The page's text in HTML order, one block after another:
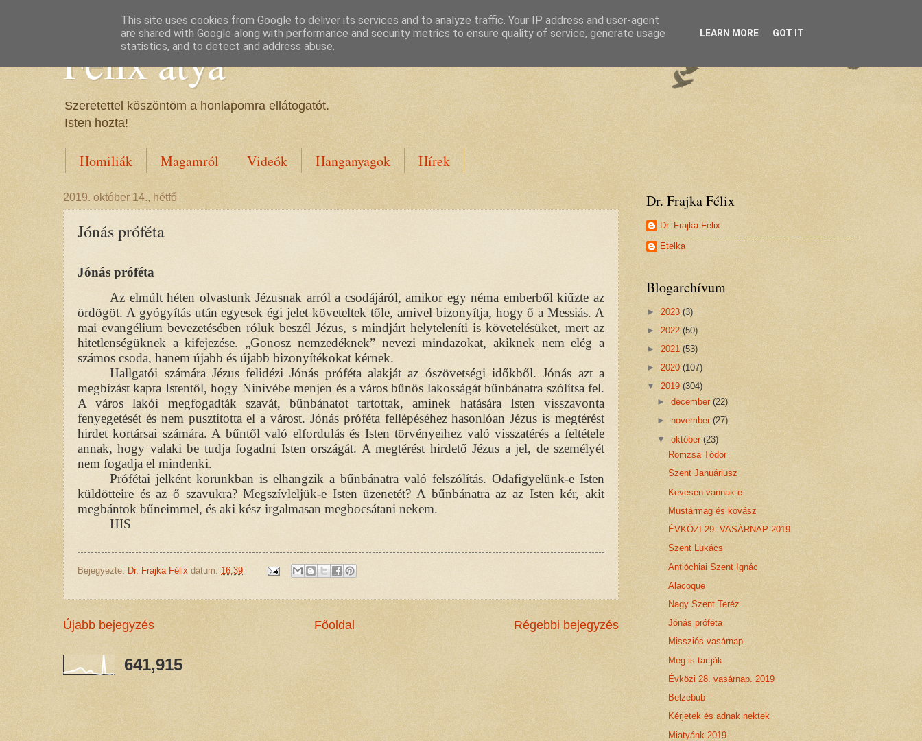
Félix atya
Szeretettel köszöntöm a honlapomra ellátogatót.
Isten hozta!
Homiliák Magamról Videók Hanganyagok Hírek
2019. október 14., hétfő
Jónás próféta
Jónás próféta
Az elmúlt héten olvastunk Jézusnak arról a csodájáról, amikor egy néma emberből kiűzte az
ördögöt. A gyógyítás után egyesek égi jelet követeltek tőle, amivel bizonyítja, hogy ő a Messiás. A
mai evangélium bevezetésében róluk beszél Jézus, s mindjárt helyteleníti is követelésüket, mert az
hitetlenségüknek a kifejezése. „Gonosz nemzedéknek” nevezi mindazokat, akiknek nem elég a
számos csoda, hanem újabb és újabb bizonyítékokat kérnek.
Hallgatói számára Jézus felidézi Jónás próféta alakját az ószövetségi időkből. Jónás azt a
megbízást kapta Istentől, hogy Ninivébe menjen és a város bűnös lakosságát bűnbánatra szólítsa fel.
A város lakói megfogadták szavát, bűnbánatot tartottak, aminek hatására Isten visszavonta
fenyegetését és nem pusztította el a várost. Jónás próféta fellépéséhez hasonlóan Jézus is megtérést
hirdet kortársai számára. A bűntől való elfordulás és Isten törvényeihez való visszatérés a feltétele
annak, hogy valaki be tudja fogadni Isten országát. A megtérést hirdető Jézus a jel, de személyét
nem fogadja el mindenki.
Prófétai jelként korunkban is elhangzik a bűnbánatra való felszólítás. Odafigyelünk-e Isten
küldötteire és az ő szavukra? Megszívleljük-e Isten üzenetét? A bűnbánatra az az Isten kér, akit
megbántok bűneimmel, és aki kész irgalmasan megbocsátani nekem.
HIS
Bejegyezte: Dr. Frajka Félix dátum: 16:39
Újabb bejegyzés Régebbi bejegyzés
Főoldal
641,915
Dr. Frajka Félix
Dr. Frajka Félix
Etelka
Blogarchívum
► 2023 (3)
► 2022 (50)
► 2021 (53)
► 2020 (107)
▼ 2019 (304)
►december(22)
►november(27)
▼október(23)
Romzsa Tódor
Szent Januáriusz
Kevesen vannak-e
Mustármag és kovász
ÉVKÖZI 29. VASÁRNAP 2019
Szent Lukács
Antióchiai Szent Ignác
Alacoque
Nagy Szent Teréz
Jónás próféta
Missziós vasárnap
Meg is tartják
Évközi 28. vasárnap. 2019
Belzebub
Kérjetek és adnak nektek
Miatyánk 2019
This site uses cookies from Google to deliver its services and to analyze traffic. Your IP address and user-agent
are shared with Google along with performance and security metrics to ensure quality of service, generate usage
statistics, and to detect and address abuse.
LEARN MORE GOT IT